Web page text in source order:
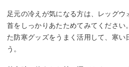
足元の冷えが気になる方は、レッグウ
首をしっかりあたためてみてください
た防寒グッズをうまく活用して、寒い
う。